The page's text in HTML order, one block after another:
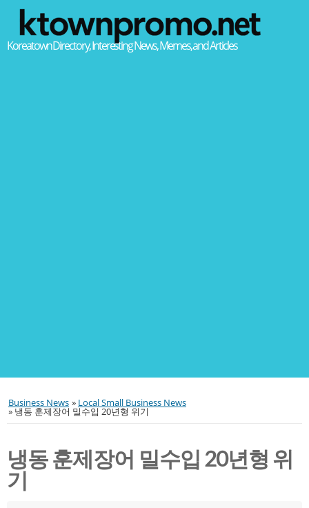
Koreatown Directory, Interesting News, Memes, and Articles
Business News » Local Small Business News
»냉동 훈제장어 밀수입 20년형 위기
냉동 훈제장어 밀수입 20년형 위
기